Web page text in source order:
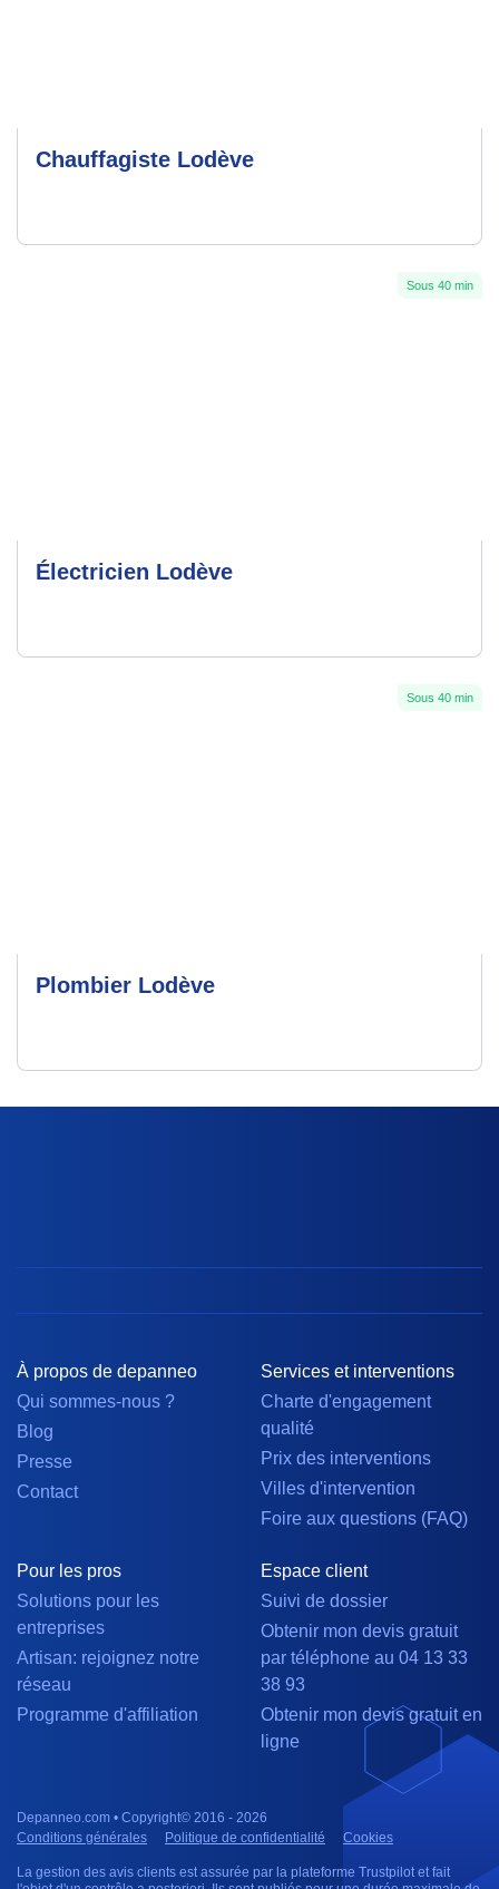
Chauffagiste Lodève
Sous 40 min
Électricien Lodève
Sous 40 min
Plombier Lodève
À propos de depanneo
Qui sommes-nous ?
Blog
Presse
Contact
Services et interventions
Charte d'engagement
qualité
Prix des interventions
Villes d'intervention
Foire aux questions (FAQ)
Pour les pros
Solutions pour les
entreprises
Artisan: rejoignez notre
réseau
Programme d'affiliation
Espace client
Suivi de dossier
Obtenir mon devis gratuit
par téléphone au 04 13 33
38 93
Obtenir mon devis gratuit en
ligne
Depanneo.com • Copyright© 2016 - 2026
Conditions générales
Politique de confidentialité Cookies
La gestion des avis clients est assurée par la plateforme Trustpilot et fait